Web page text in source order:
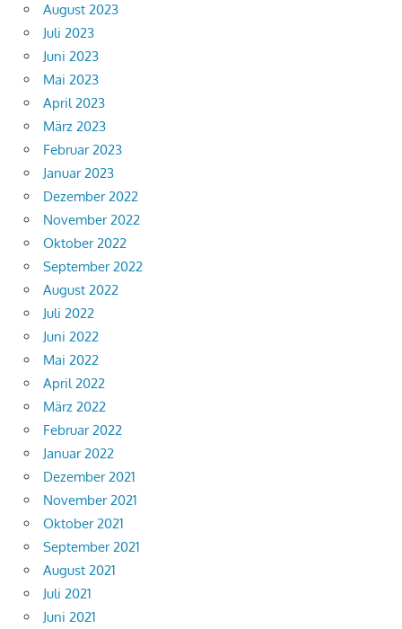
August 2023
Juli 2023
Juni 2023
Mai 2023
April 2023
März 2023
Februar 2023
Januar 2023
Dezember 2022
November 2022
Oktober 2022
September 2022
August 2022
Juli 2022
Juni 2022
Mai 2022
April 2022
März 2022
Februar 2022
Januar 2022
Dezember 2021
November 2021
Oktober 2021
September 2021
August 2021
Juli 2021
Juni 2021